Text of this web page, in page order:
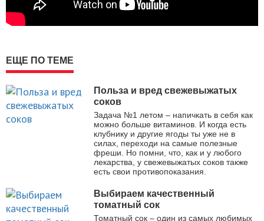
ЕЩЕ ПО ТЕМЕ
Польза и вред свежевыжатых
соков
Задача №1 летом – напичкать в себя как
можно больше витаминов. И когда есть
клубнику и другие ягоды ты уже не в
силах, переходи на самые полезные
фреши. Но помни, что, как и у любого
лекарства, у свежевыжатых соков также
есть свои противопоказания.
Выбираем качественный
томатный сок
Томатный сок – один из самых любимых